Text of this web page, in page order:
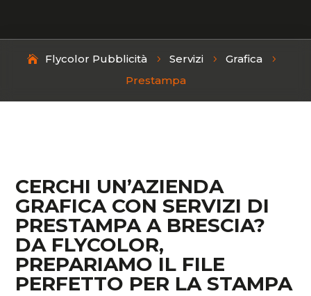
Flycolor Pubblicità 5 Servizi 5 Grafica 5
Prestampa
CERCHI UN’AZIENDA
GRAFICA CON SERVIZI DI
PRESTAMPA A BRESCIA?
DA FLYCOLOR,
PREPARIAMO IL FILE
PERFETTO PER LA STAMPA